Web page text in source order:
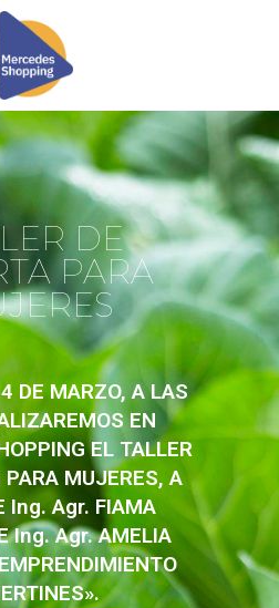
DE
PARA
DE MARZO, A LAS
EN
EL TALLER
PARA MUJERES, A
Ing. Agr. FIAMA
Ing. Agr. AMELIA